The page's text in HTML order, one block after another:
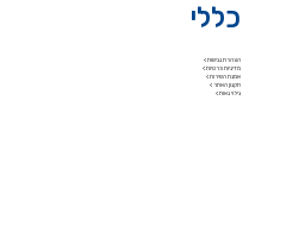
כללי
הצהרת נגישות >
מדיניות פרטיות >
אמנת השירות >
תקנון האתר >
גילוי נאות >